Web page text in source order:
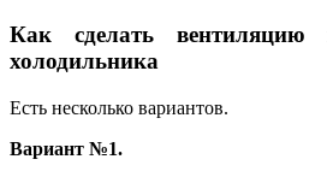
Как сделать вентиляцию
холодильника
Есть несколько вариантов.
Вариант №1.